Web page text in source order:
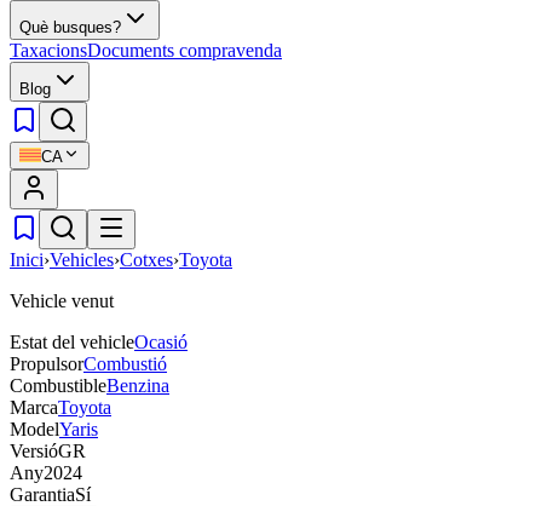
Què busques?
TaxacionsDocuments compravenda
Blog
CA
Inici›Vehicles›Cotxes›Toyota
Vehicle venut
Estat del vehicleOcasió
PropulsorCombustió
CombustibleBenzina
MarcaToyota
ModelYaris
VersióGR
Any2024
GarantiaSí